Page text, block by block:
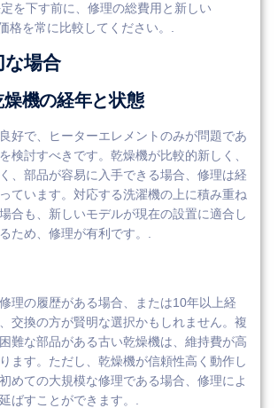
を下す前に、修理の総費用と新しい
格を常に比較してください。.
な場合
機の経年と状態
好で、ヒーターエレメントのみが問題であ
検討すべきです。乾燥機が比較的新しく、
、部品が容易に入手できる場合、修理は経
ています。対応する洗濯機の上に積み重ね
合も、新しいモデルが現在の設置に適合し
ため、修理が有利です。.
理の履歴がある場合、または10年以上経
交換の方が賢明な選択かもしれません。複
難な部品がある古い乾燥機は、維持費が高
ます。ただし、乾燥機が信頼性高く動作し
めての大規模な修理である場合、修理によ
ばすことができます。.